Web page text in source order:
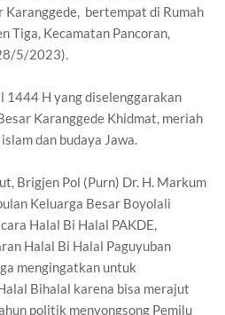
Karanggede, bertempat di Rumah
Tiga, Kecamatan Pancoran,
5/2023).
1444 H yang diselenggarakan
Karanggede Khidmat, meriah
dan budaya Jawa.
Brigjen Pol (Purn) Dr. H. Markum
Keluarga Besar Boyolali
Halal Bi Halal PAKDE,
Halal Bi Halal Paguyuban
mengingatkan untuk
Bihalal karena bisa merajut
politik menyongsong Pemilu